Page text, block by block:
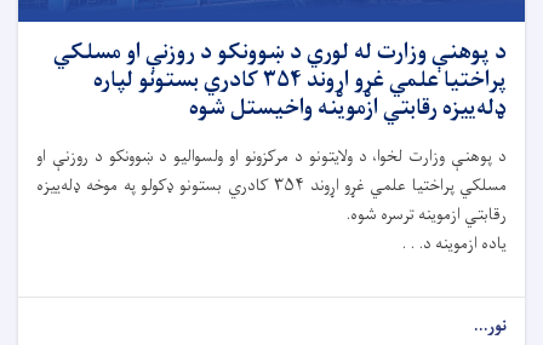
د پوهنې وزارت له لوري د ښوونکو د روزنې او مسلکي
پراختیا علمي غړو اړوند ۳۵۴ کادري بستونو لپاره
ډله‌ییزه رقابتي ازموینه واخیستل شوه
د پوهنې وزارت لخوا، د ولايتونو د مرکزونو او ولسواليو د ښوونکو د روزنې او
مسلکي پراختیا علمي غړو اړوند ۳۵۴ کادري بستونو ډکولو په موخه ډله‌ییزه
رقابتي ازموینه ترسره شوه.
ياده ازموینه د. . .
نور...